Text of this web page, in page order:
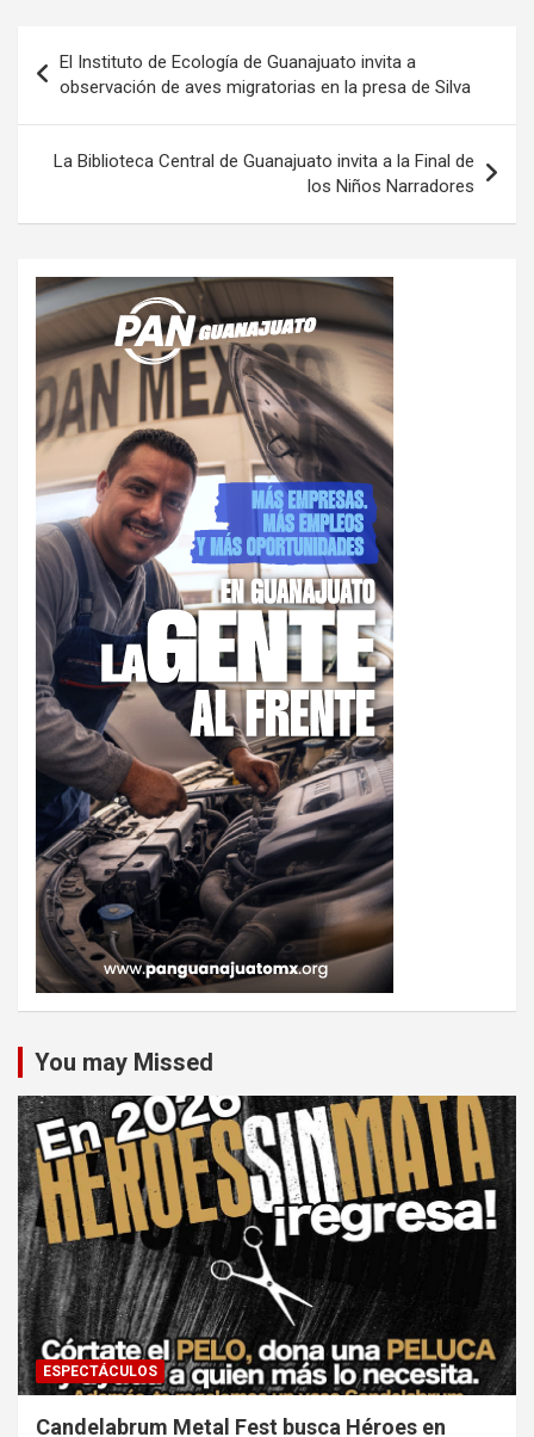
de
entradas
El Instituto de Ecología de Guanajuato invita a
observación de aves migratorias en la presa de Silva
La Biblioteca Central de Guanajuato invita a la Final de
los Niños Narradores
You may Missed
ESPECTÁCULOS
Candelabrum Metal Fest busca Héroes en